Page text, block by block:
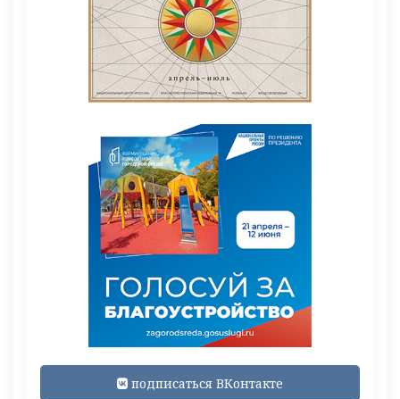
подписаться ВКонтакте